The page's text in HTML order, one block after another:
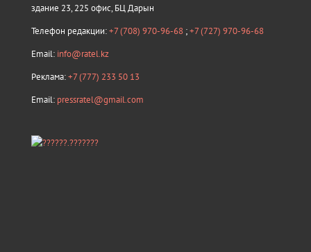
здание 23, 225 офис, БЦ Дарын
Телефон редакции:+7 (708) 970-96-68 ;+7 (727) 970-96-68
Email: info@ratel.kz
Реклама:+7 (777) 233 50 13
Email: pressratel@gmail.com